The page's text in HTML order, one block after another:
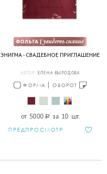
ЭНИГМА - СВАДЕБНОЕ ПРИГЛАШЕНИЕ
АВТОР: ЕЛЕНА ВЫРОДОВА
ФОРМА ОБОРОТ
от 5000 a за 10 шт.
ПРЕДПРОСМОТР